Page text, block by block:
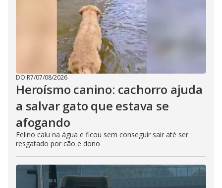
DO R7/07/08/2026
Heroísmo canino: cachorro ajuda
a salvar gato que estava se
afogando
Felino caiu na água e ficou sem conseguir sair até ser
resgatado por cão e dono